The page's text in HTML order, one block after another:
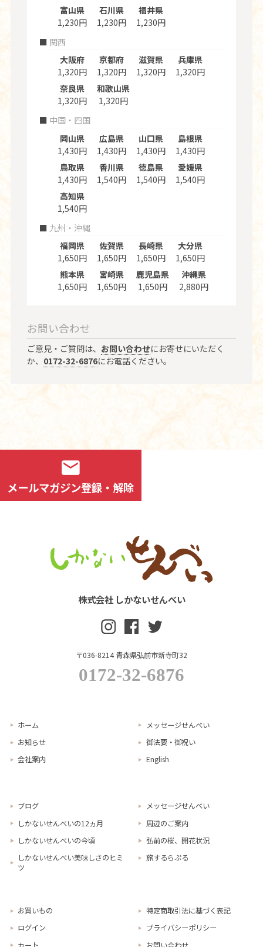
富山県
1,230円
石川県
1,230円
福井県
1,230円
関西
大阪府
1,320円
京都府
1,320円
滋賀県
1,320円
兵庫県
1,320円
奈良県
1,320円
和歌山県
1,320円
中国・四国
岡山県
1,430円
広島県
1,430円
山口県
1,430円
島根県
1,430円
鳥取県
1,430円
香川県
1,540円
徳島県
1,540円
愛媛県
1,540円
高知県
1,540円
九州・沖縄
福岡県
1,650円
佐賀県
1,650円
長崎県
1,650円
大分県
1,650円
熊本県
1,650円
宮崎県
1,650円
鹿児島県
1,650円
沖縄県
2,880円
お問い合わせ
ご意見・ご質問は、 お問い合わせにお寄せにいただく
か、 0172-32-6876にお電話ください。
mail
メールマガジン登録・解除
株式会社 しかないせんべい
〒036-8214 青森県弘前市新寺町32
0172-32-6876
ホーム
お知らせ
会社案内
メッセージせんべい
御法要・御祝い
English
ブログ
しかないせんべいの12ヵ月
しかないせんべいの今頃
しかないせんべい美味しさのヒミ
ツ
メッセージせんべい
周辺のご案内
弘前の桜、開花状況
旅するらぷる
お買いもの
ログイン
特定商取引法に基づく表記
プライバシーポリシー